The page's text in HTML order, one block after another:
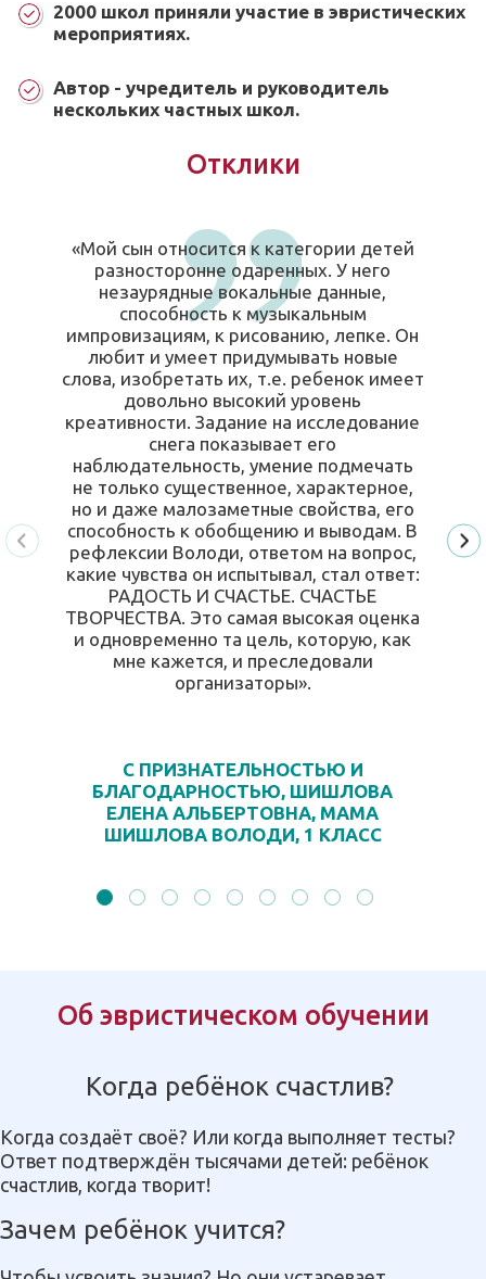
2000 школ приняли участие в эвристических
мероприятиях.
Автор - учредитель и руководитель
нескольких частных школ.
Отклики
«Мой сын относится к категории детей
разносторонне одаренных. У него
незаурядные вокальные данные,
способность к музыкальным
импровизациям, к рисованию, лепке. Он
любит и умеет придумывать новые
слова, изобретать их, т.е. ребенок имеет
довольно высокий уровень
креативности. Задание на исследование
снега показывает его
наблюдательность, умение подмечать
не только существенное, характерное,
но и даже малозаметные свойства, его
способность к обобщению и выводам. В
рефлексии Володи, ответом на вопрос,
какие чувства он испытывал, стал ответ:
РАДОСТЬ И СЧАСТЬЕ. СЧАСТЬЕ
ТВОРЧЕСТВА. Это самая высокая оценка
и одновременно та цель, которую, как
мне кажется, и преследовали
организаторы».
С ПРИЗНАТЕЛЬНОСТЬЮ И
БЛАГОДАРНОСТЬЮ, ШИШЛОВА
ЕЛЕНА АЛЬБЕРТОВНА, МАМА
ШИШЛОВА ВОЛОДИ, 1 КЛАСС
Об эвристическом обучении
Когда ребёнок счастлив?
Когда создаёт своё? Или когда выполняет тесты?
Ответ подтверждён тысячами детей: ребёнок
счастлив, когда творит!
Зачем ребёнок учится?